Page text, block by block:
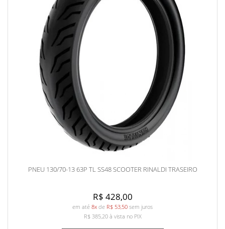
PNEU 130/70-13 63P TL SS48 SCOOTER RINALDI TRASEIRO
R$ 428,00
em até 8x de R$ 53,50 sem juros
R$ 385,20à vista no PIX